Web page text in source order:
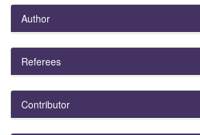
Author
Referees
Contributor